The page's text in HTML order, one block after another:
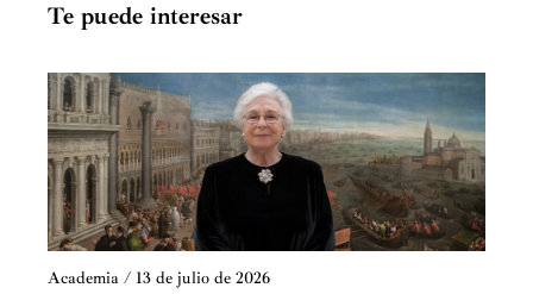
Te puede interesar
Academia / 13 de julio de 2026